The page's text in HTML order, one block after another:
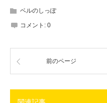
ベルのしっぽ
コメント: 0
前のページ